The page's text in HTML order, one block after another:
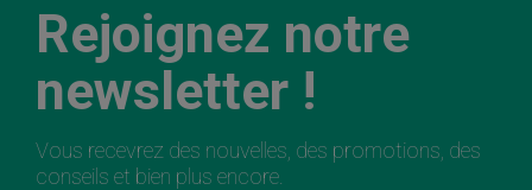
Rejoignez notre
newsletter !
Vous recevrez des nouvelles, des promotions, des
conseils et bien plus encore.